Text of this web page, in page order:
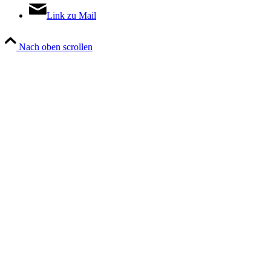
Link zu Mail
Nach oben scrollen